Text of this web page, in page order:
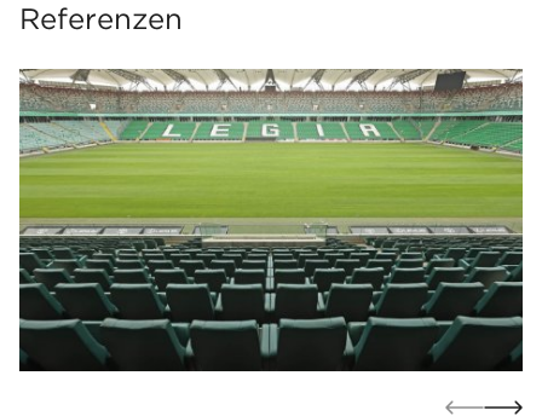
Referenzen